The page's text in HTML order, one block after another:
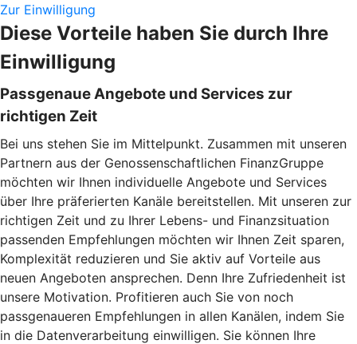
Zur Einwilligung
Diese Vorteile haben Sie durch Ihre
Einwilligung
Passgenaue Angebote und Services zur
richtigen Zeit
Bei uns stehen Sie im Mittelpunkt. Zusammen mit unseren
Partnern aus der Genossenschaftlichen FinanzGruppe
möchten wir Ihnen individuelle Angebote und Services
über Ihre präferierten Kanäle bereitstellen. Mit unseren zur
richtigen Zeit und zu Ihrer Lebens- und Finanzsituation
passenden Empfehlungen möchten wir Ihnen Zeit sparen,
Komplexität reduzieren und Sie aktiv auf Vorteile aus
neuen Angeboten ansprechen. Denn Ihre Zufriedenheit ist
unsere Motivation. Profitieren auch Sie von noch
passgenaueren Empfehlungen in allen Kanälen, indem Sie
in die Datenverarbeitung einwilligen. Sie können Ihre